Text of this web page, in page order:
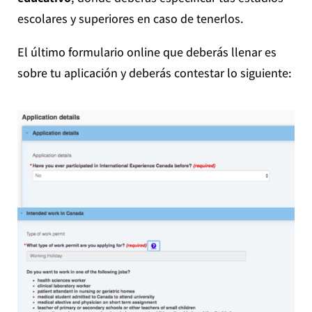
escolares y superiores en caso de tenerlos.
El último formulario online que deberás llenar es
sobre tu aplicación y deberás contestar lo siguiente: